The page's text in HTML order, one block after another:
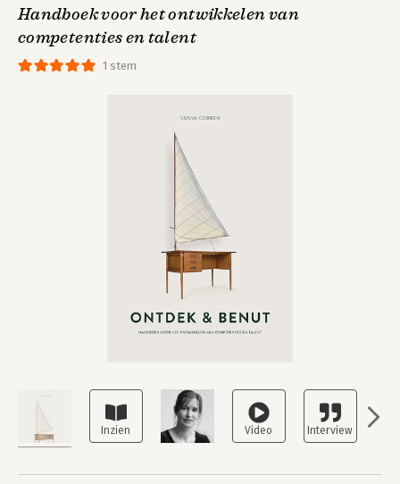
1 stem
Handboek voor het ontwikkelen van
competenties en talent